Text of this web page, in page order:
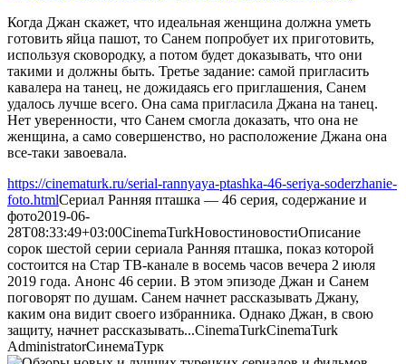
Когда Джан скажет, что идеальная женщина должна уметь
готовить яйца пашот, то Санем попробует их приготовить,
используя сковородку, а потом будет доказывать, что они
такими и должны быть. Третье задание: самой пригласить
кавалера на танец, не дожидаясь его приглашения, Санем
удалось лучше всего. Она сама пригласила Джана на танец.
Нет уверенности, что Санем смогла доказать, что она не
женщина, а само совершенство, но расположение Джана она
все-таки завоевала.
https://cinematurk.ru/serial-rannyaya-ptashka-46-seriya-soderzhanie-
foto.htmlСериал Ранняя пташка — 46 серия, содержание и
фото2019-06-
28T08:33:49+03:00CinemaTurkНовостиновостиОписание
сорок шестой серии сериала Ранняя пташка, показ которой
состоится на Стар ТВ-канале в восемь часов вечера 2 июля
2019 года. Анонс 46 серии. В этом эпизоде Джан и Санем
поговорят по душам. Санем начнет рассказывать Джану,
каким она видит своего избранника. Однако Джан, в свою
защиту, начнет рассказывать...CinemaTurkCinemaTurk
AdministratorСинемаТурк